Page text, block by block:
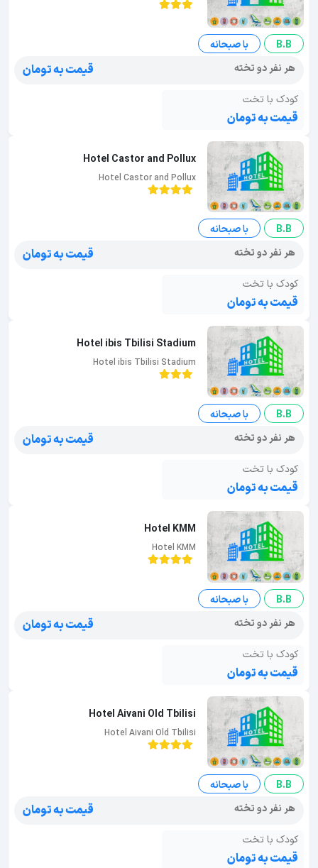
B.B
با صبحانه
هر نفر دو تخته
قیمت به تومان
کودک با تخت
قیمت به تومان
Hotel Castor and Pollux
Hotel Castor and Pollux
B.B
با صبحانه
هر نفر دو تخته
قیمت به تومان
کودک با تخت
قیمت به تومان
Hotel ibis Tbilisi Stadium
Hotel ibis Tbilisi Stadium
B.B
با صبحانه
هر نفر دو تخته
قیمت به تومان
کودک با تخت
قیمت به تومان
Hotel KMM
Hotel KMM
B.B
با صبحانه
هر نفر دو تخته
قیمت به تومان
کودک با تخت
قیمت به تومان
Hotel Aivani Old Tbilisi
Hotel Aivani Old Tbilisi
B.B
با صبحانه
هر نفر دو تخته
قیمت به تومان
کودک با تخت
قیمت به تومان